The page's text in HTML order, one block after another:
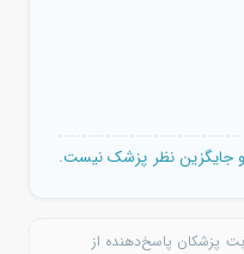
جایگزین نظر پزشک نیست.
پزشکان پاسخ‌دهنده از